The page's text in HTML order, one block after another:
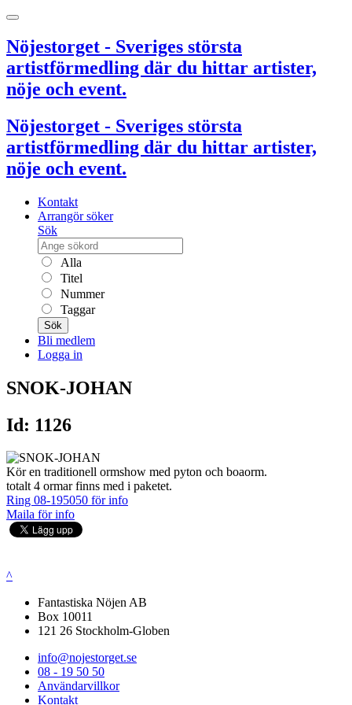
Nöjestorget - Sveriges största
artistförmedling där du hittar artister,
nöje och event.
Nöjestorget - Sveriges största
artistförmedling där du hittar artister,
nöje och event.
Kontakt
Arrangör söker
Sök
Alla
Titel
Nummer
Taggar
Sök
Bli medlem
Logga in
SNOK-JOHAN
Id: 1126
Kör en traditionell ormshow med pyton och boaorm.
totalt 4 ormar finns med i paketet.
Ring 08-195050 för info
Maila för info
^
Fantastiska Nöjen AB
Box 10011
121 26 Stockholm-Globen
info@nojestorget.se
08 - 19 50 50
Användarvillkor
Kontakt